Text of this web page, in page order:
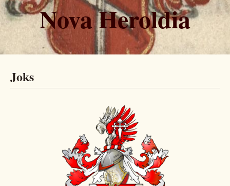
Nova Heroldia
Joks